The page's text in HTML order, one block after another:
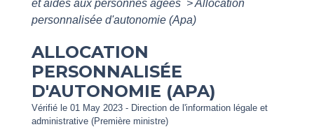
et aides aux personnes âgées >Allocation
personnalisée d'autonomie (Apa)
ALLOCATION
PERSONNALISÉE
D'AUTONOMIE (APA)
Vérifié le 01 May 2023 - Direction de l'information légale et
administrative (Première ministre)